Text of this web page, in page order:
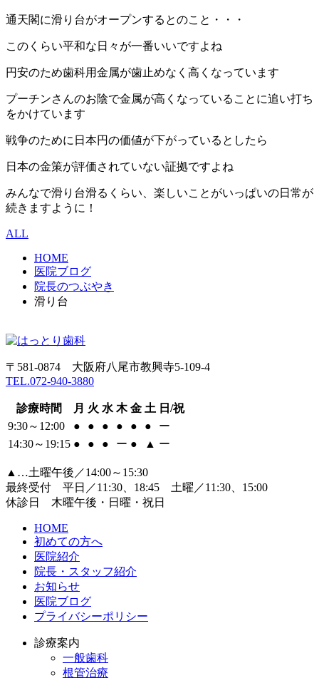
通天閣に滑り台がオープンするとのこと・・・
このくらい平和な日々が一番いいですよね
円安のため歯科用金属が歯止めなく高くなっています
プーチンさんのお陰で金属が高くなっていることに追い打ち
をかけています
戦争のために日本円の価値が下がっているとしたら
日本の金策が評価されていない証拠ですよね
みんなで滑り台滑るくらい、楽しいことがいっぱいの日常が
続きますように！
ALL
HOME
医院ブログ
院長のつぶやき
滑り台
〒581-0874 大阪府八尾市教興寺5-109-4
TEL.072-940-3880
診療時間 月 火 水 木 金 土 日/祝
9:30～12:00
● ● ● ● ● ●
ー
14:30～19:15 ● ● ● ー ● ▲ ー
▲…土曜午後／14:00～15:30
最終受付 平日／11:30、18:45 土曜／11:30、15:00
休診日 木曜午後・日曜・祝日
HOME
初めての方へ
医院紹介
院長・スタッフ紹介
お知らせ
医院ブログ
プライバシーポリシー
診療案内
一般歯科
根管治療